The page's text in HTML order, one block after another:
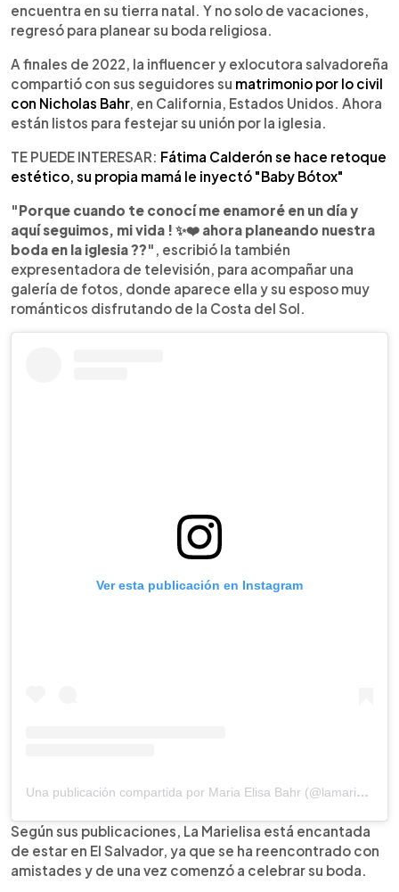
encuentra en su tierra natal. Y no solo de vacaciones,
regresó para planear su boda religiosa.
A finales de 2022, la influencer y exlocutora salvadoreña
compartió con sus seguidores su matrimonio por lo civil
con Nicholas Bahr, en California, Estados Unidos. Ahora
están listos para festejar su unión por la iglesia.
TE PUEDE INTERESAR: Fátima Calderón se hace retoque
estético, su propia mamá le inyectó "Baby Bótox"
"Porque cuando te conocí me enamoré en un día y
aquí seguimos, mi vida ! ✨❤️ ahora planeando nuestra
boda en la iglesia ??" , escribió la también
expresentadora de televisión, para acompañar una
galería de fotos, donde aparece ella y su esposo muy
románticos disfrutando de la Costa del Sol.
Ver esta publicación en Instagram
Una publicación compartida por Maria Elisa Bahr (@lamarielisa_)
Según sus publicaciones, La Marielisa está encantada
de estar en El Salvador, ya que se ha reencontrado con
amistades y de una vez comenzó a celebrar su boda.